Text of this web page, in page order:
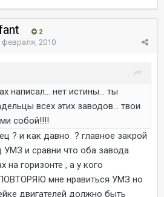
2
февраля, 2010
написал... нет истины... ты
всех этих заводов... твои
собой!!!!
? и как давно ? главное закрой
УМЗ и сравни что оба завода
на горизонте , а у кого
мне нравиться УМЗ но
двигателей должно быть